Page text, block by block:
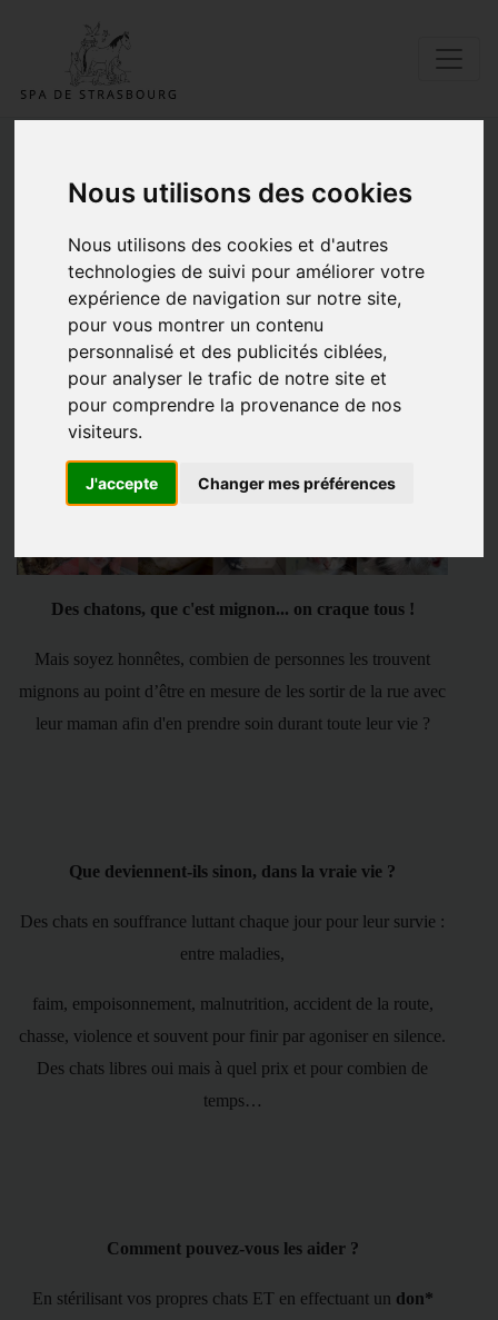
Nous utilisons des cookies
Nous utilisons des cookies et d'autres
technologies de suivi pour améliorer votre
expérience de navigation sur notre site,
pour vous montrer un contenu
personnalisé et des publicités ciblées,
pour analyser le trafic de notre site et
pour comprendre la provenance de nos
visiteurs.
J'accepte Changer mes préférences
Grande campagne de
stérilisations de chats
libres
14/04/2022 | Posté par Catherine | Don| Mots clés:Don
Des chatons, que c'est mignon... on craque tous !
Mais soyez honnêtes, combien de personnes les trouvent
mignons au point d’être en mesure de les sortir de la rue avec
leur maman afin d'en prendre soin durant toute leur vie ?
Que deviennent-ils sinon, dans la vraie vie ?
Des chats en souffrance luttant chaque jour pour leur survie :
entre maladies,
faim, empoisonnement, malnutrition, accident de la route,
chasse, violence et souvent pour finir par agoniser en silence.
Des chats libres oui mais à quel prix et pour combien de
temps…
Comment pouvez-vous les aider ?
En stérilisant vos propres chats ET en effectuant un don*